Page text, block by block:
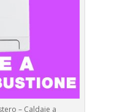
– Caldaie a